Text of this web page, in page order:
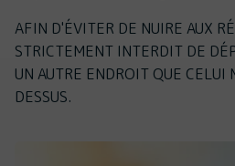
AFIN D'ÉVITER DE NUIRE AUX
STRICTEMENT INTERDIT DE
UN AUTRE ENDROIT QUE CELUI
DESSUS.